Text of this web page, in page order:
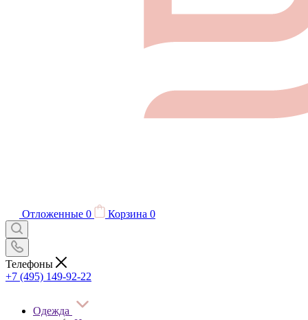
Отложенные 0 Корзина 0
Телефоны
+7 (495) 149-92-22
Одежда